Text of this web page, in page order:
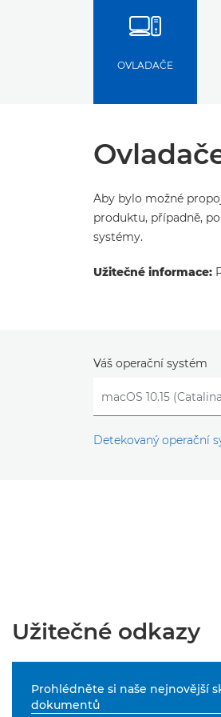
OVLADAČE
Aby bylo možné
produktu, případně,
systémy.
Užitečné informace:
Váš operační systém
Detekovaný operační
Užitečné odkazy
Prohlédněte si naše nejnovější
dokumentů